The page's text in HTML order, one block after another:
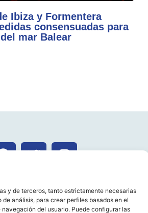
y de terceros, tanto estrictamente necesarias
análisis, para crear perfiles basados en el
del usuario. Puede configurar las
Ibiza y Formentera
consensuadas para
mar Balear
CONTACTA